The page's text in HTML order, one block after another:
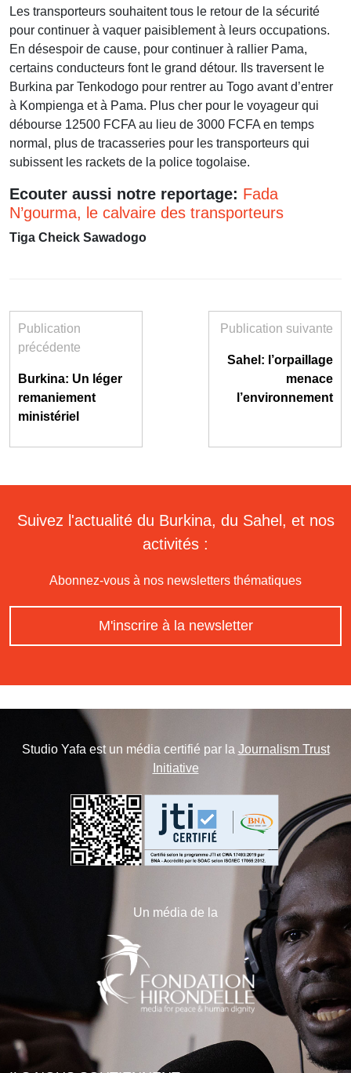
Les transporteurs souhaitent tous le retour de la sécurité
pour continuer à vaquer paisiblement à leurs occupations.
En désespoir de cause, pour continuer à rallier Pama,
certains conducteurs font le grand détour. Ils traversent le
Burkina par Tenkodogo pour rentrer au Togo avant d’entrer
à Kompienga et à Pama. Plus cher pour le voyageur qui
débourse 12500 FCFA au lieu de 3000 FCFA en temps
normal, plus de tracasseries pour les transporteurs qui
subissent les rackets de la police togolaise.
Ecouter aussi notre reportage: Fada
N’gourma, le calvaire des transporteurs
Tiga Cheick Sawadogo
Publication
précédente
Burkina: Un léger
remaniement
ministériel
Publication suivante
Sahel: l’orpaillage
menace
l’environnement
Suivez l'actualité du Burkina, du Sahel, et nos
activités :
Abonnez-vous à nos newsletters thématiques
M'inscrire à la newsletter
Studio Yafa est un média certifié par la Journalism Trust
Initiative
Un média de la